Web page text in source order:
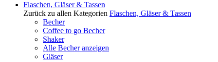
Flaschen, Gläser & Tassen
Zurück zu allen Kategorien Flaschen, Gläser & Tassen
Becher
Coffee to go Becher
Shaker
Alle Becher anzeigen
Gläser